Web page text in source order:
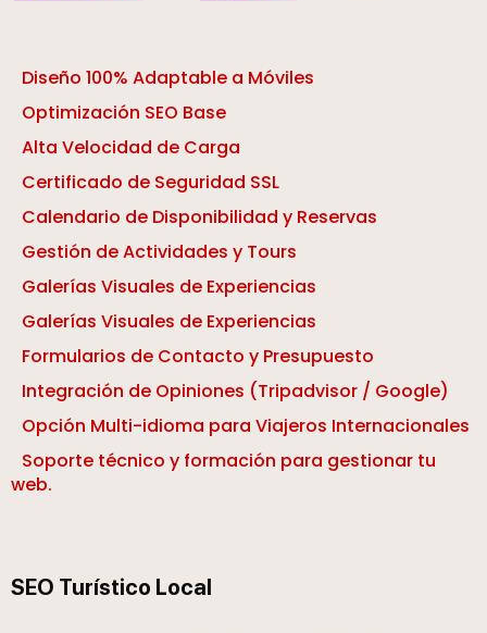
Diseño 100% Adaptable a Móviles
Optimización SEO Base
Alta Velocidad de Carga
Certificado de Seguridad SSL
Calendario de Disponibilidad y Reservas
Gestión de Actividades y Tours
Galerías Visuales de Experiencias
Galerías Visuales de Experiencias
Formularios de Contacto y Presupuesto
Integración de Opiniones (Tripadvisor / Google)
Opción Multi-idioma para Viajeros Internacionales
Soporte técnico y formación para gestionar tu
web.
SEO Turístico Local